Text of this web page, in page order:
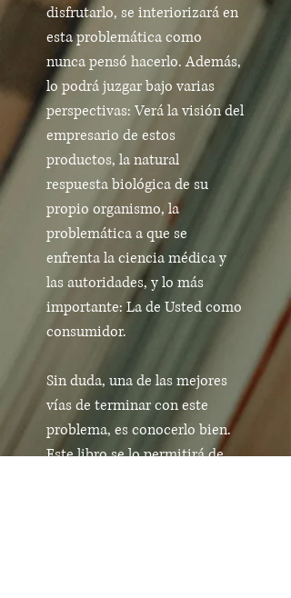
disfrutarlo, se interiorizará en
esta problemática como
nunca pensó hacerlo. Además,
lo podrá juzgar bajo varias
perspectivas: Verá la visión del
empresario de estos
productos, la natural
respuesta biológica de su
propio organismo, la
problemática a que se
enfrenta la ciencia médica y
las autoridades, y lo más
importante: La de Usted como
consumidor.
Sin duda, una de las mejores
vías de terminar con este
problema, es conocerlo bien.
Este libro se lo permitirá de